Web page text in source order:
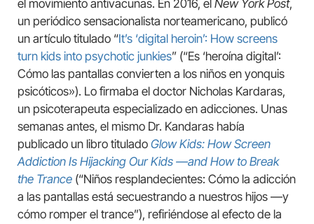
el movimiento antivacunas. En 2016, el New York Post,
un periódico sensacionalista norteamericano, publicó
un artículo titulado “It’s ‘digital heroin’: How screens
turn kids into psychotic junkies” (“Es ‘heroína digital’:
Cómo las pantallas convierten a los niños en yonquis
psicóticos»). Lo firmaba el doctor Nicholas Kardaras,
un psicoterapeuta especializado en adicciones. Unas
semanas antes, el mismo Dr. Kandaras había
publicado un libro titulado Glow Kids: How Screen
Addiction Is Hijacking Our Kids —and How to Break
the Trance (“Niños resplandecientes: Cómo la adicción
a las pantallas está secuestrando a nuestros hijos —y
cómo romper el trance”), refiriéndose al efecto de la